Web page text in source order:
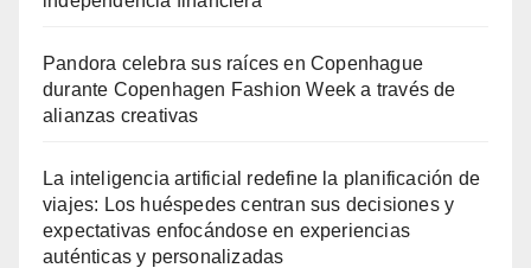
Pandora celebra sus raíces en Copenhague
durante Copenhagen Fashion Week a través de
alianzas creativas
La inteligencia artificial redefine la planificación de
viajes: Los huéspedes centran sus decisiones y
expectativas enfocándose en experiencias
auténticas y personalizadas